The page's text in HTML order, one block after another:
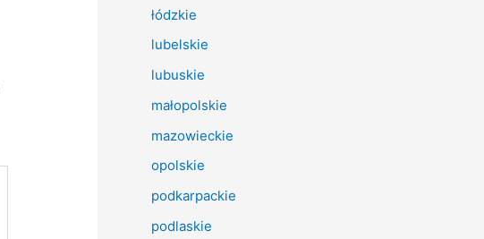
l
a
:
łódzkie
lubelskie
lubuskie
małopolskie
mazowieckie
opolskie
podkarpackie
podlaskie